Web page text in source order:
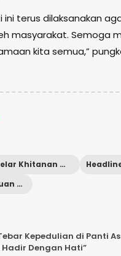
terus dilaksanakan
masyarakat. Semoga
kita semua,”
Gelar Khitanan massal
Polres Pasuruan Kita
Kepedulian di Panti
Dengan Hati”